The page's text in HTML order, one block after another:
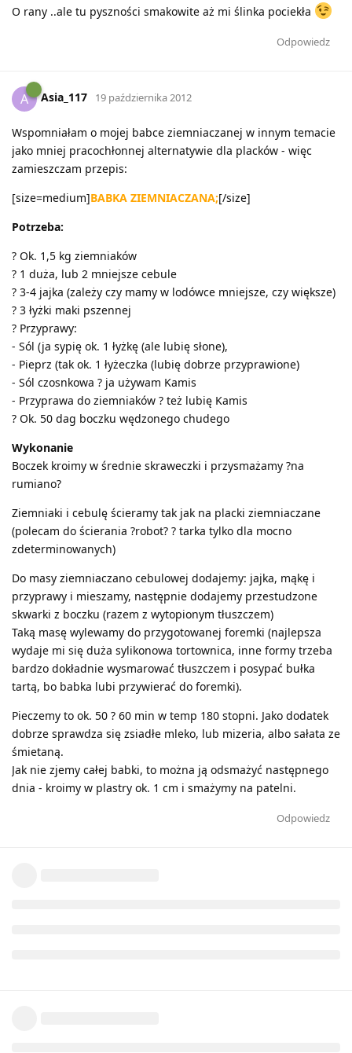
O rany ..ale tu pyszności smakowite aż mi ślinka pociekła
Odpowiedz
A Asia_117 19 października 2012
Wspomniałam o mojej babce ziemniaczanej w innym temacie
jako mniej pracochłonnej alternatywie dla placków - więc
zamieszczam przepis:
[size=medium]BABKA ZIEMNIACZANA;[/size]
Potrzeba:
? Ok. 1,5 kg ziemniaków
? 1 duża, lub 2 mniejsze cebule
? 3-4 jajka (zależy czy mamy w lodówce mniejsze, czy większe)
? 3 łyżki maki pszennej
? Przyprawy:
- Sól (ja sypię ok. 1 łyżkę (ale lubię słone),
- Pieprz (tak ok. 1 łyżeczka (lubię dobrze przyprawione)
- Sól czosnkowa ? ja używam Kamis
- Przyprawa do ziemniaków ? też lubię Kamis
? Ok. 50 dag boczku wędzonego chudego
Wykonanie
Boczek kroimy w średnie skraweczki i przysmażamy ?na
rumiano?
Ziemniaki i cebulę ścieramy tak jak na placki ziemniaczane
(polecam do ścierania ?robot? ? tarka tylko dla mocno
zdeterminowanych)
Do masy ziemniaczano cebulowej dodajemy: jajka, mąkę i
przyprawy i mieszamy, następnie dodajemy przestudzone
skwarki z boczku (razem z wytopionym tłuszczem)
Taką masę wylewamy do przygotowanej foremki (najlepsza
wydaje mi się duża sylikonowa tortownica, inne formy trzeba
bardzo dokładnie wysmarować tłuszczem i posypać bułka
tartą, bo babka lubi przywierać do foremki).
Pieczemy to ok. 50 ? 60 min w temp 180 stopni. Jako dodatek
dobrze sprawdza się zsiadłe mleko, lub mizeria, albo sałata ze
śmietaną.
Jak nie zjemy całej babki, to można ją odsmażyć następnego
dnia - kroimy w plastry ok. 1 cm i smażymy na patelni.
Odpowiedz